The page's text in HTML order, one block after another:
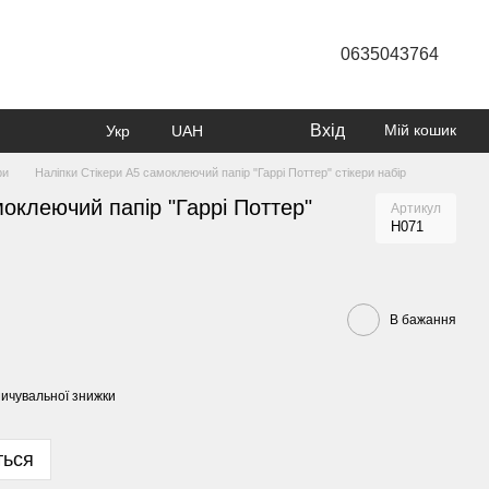
0635043764
Укр UAH Вхід Мій кошик
Наліпки Стікери А5 самоклеючий папір "Гаррі Поттер" стікери набір
папір "Гаррі Поттер"
Артикул
Н071
В бажання
знижки